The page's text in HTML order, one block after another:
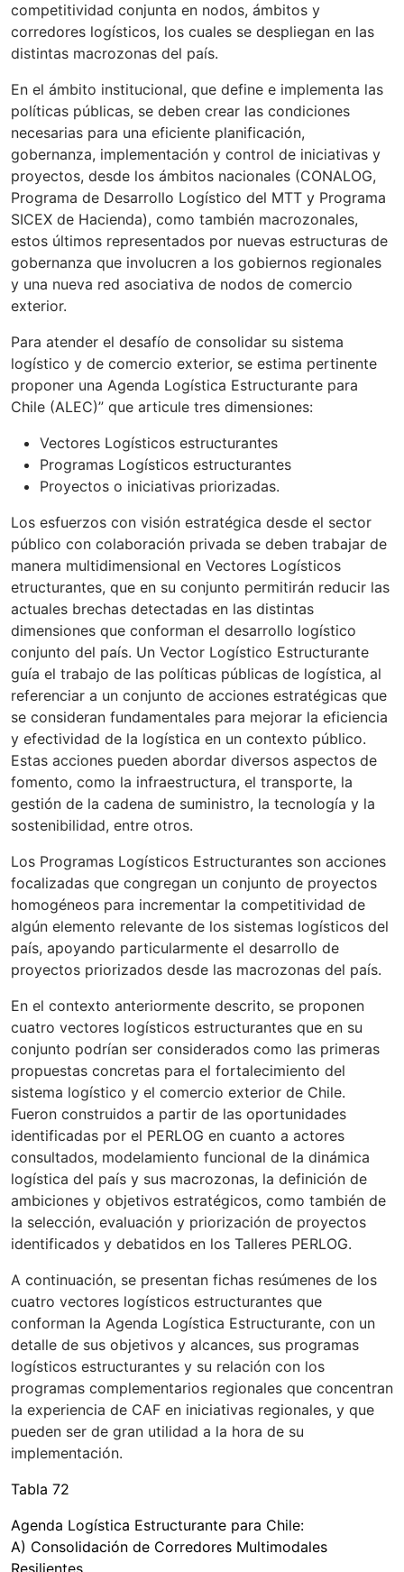
competitividad conjunta en nodos, ámbitos y
corredores logísticos, los cuales se despliegan en las
distintas macrozonas del país.
En el ámbito institucional, que define e implementa las
políticas públicas, se deben crear las condiciones
necesarias para una eficiente planificación,
gobernanza, implementación y control de iniciativas y
proyectos, desde los ámbitos nacionales (CONALOG,
Programa de Desarrollo Logístico del MTT y Programa
SICEX de Hacienda), como también macrozonales,
estos últimos representados por nuevas estructuras de
gobernanza que involucren a los gobiernos regionales
y una nueva red asociativa de nodos de comercio
exterior.
Para atender el desafío de consolidar su sistema
logístico y de comercio exterior, se estima pertinente
proponer una Agenda Logística Estructurante para
Chile (ALEC)” que articule tres dimensiones:
Vectores Logísticos estructurantes
Programas Logísticos estructurantes
Proyectos o iniciativas priorizadas.
Los esfuerzos con visión estratégica desde el sector
público con colaboración privada se deben trabajar de
manera multidimensional en Vectores Logísticos
etructurantes, que en su conjunto permitirán reducir las
actuales brechas detectadas en las distintas
dimensiones que conforman el desarrollo logístico
conjunto del país. Un Vector Logístico Estructurante
guía el trabajo de las políticas públicas de logística, al
referenciar a un conjunto de acciones estratégicas que
se consideran fundamentales para mejorar la eficiencia
y efectividad de la logística en un contexto público.
Estas acciones pueden abordar diversos aspectos de
fomento, como la infraestructura, el transporte, la
gestión de la cadena de suministro, la tecnología y la
sostenibilidad, entre otros.
Los Programas Logísticos Estructurantes son acciones
focalizadas que congregan un conjunto de proyectos
homogéneos para incrementar la competitividad de
algún elemento relevante de los sistemas logísticos del
país, apoyando particularmente el desarrollo de
proyectos priorizados desde las macrozonas del país.
En el contexto anteriormente descrito, se proponen
cuatro vectores logísticos estructurantes que en su
conjunto podrían ser considerados como las primeras
propuestas concretas para el fortalecimiento del
sistema logístico y el comercio exterior de Chile.
Fueron construidos a partir de las oportunidades
identificadas por el PERLOG en cuanto a actores
consultados, modelamiento funcional de la dinámica
logística del país y sus macrozonas, la definición de
ambiciones y objetivos estratégicos, como también de
la selección, evaluación y priorización de proyectos
identificados y debatidos en los Talleres PERLOG.
A continuación, se presentan fichas resúmenes de los
cuatro vectores logísticos estructurantes que
conforman la Agenda Logística Estructurante, con un
detalle de sus objetivos y alcances, sus programas
logísticos estructurantes y su relación con los
programas complementarios regionales que concentran
la experiencia de CAF en iniciativas regionales, y que
pueden ser de gran utilidad a la hora de su
implementación.
Tabla 72
Agenda Logística Estructurante para Chile:
A) Consolidación de Corredores Multimodales
Resilientes